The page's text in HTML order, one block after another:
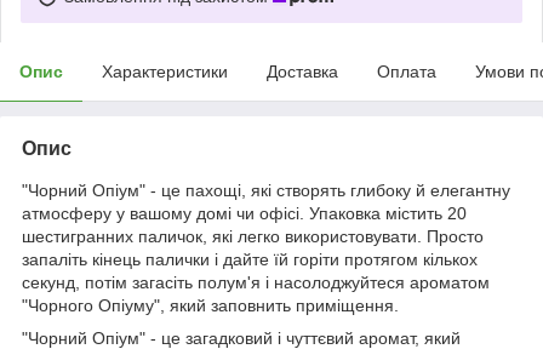
Опис Характеристики Доставка Оплата Умови
Опис
"Чорний Опіум" - це пахощі, які створять глибоку й елегантну
атмосферу у вашому домі чи офісі. Упаковка містить 20
шестигранних паличок, які легко використовувати. Просто
запаліть кінець палички і дайте їй горіти протягом кількох
секунд, потім загасіть полум'я і насолоджуйтеся ароматом
"Чорного Опіуму", який заповнить приміщення.
"Чорний Опіум" - це загадковий і чуттєвий аромат, який